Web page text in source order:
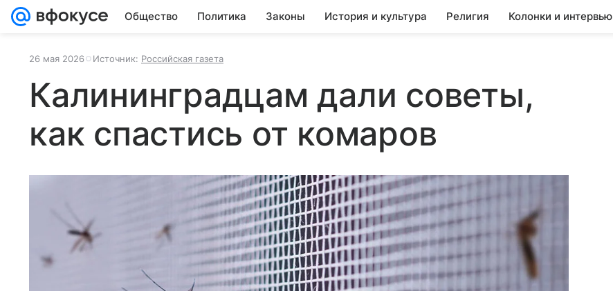
Общество Политика Законы История и культура Религия Колонки и интервью
26 мая 2026 Источник: Российская газета
Калининградцам дали советы,
как спастись от комаров